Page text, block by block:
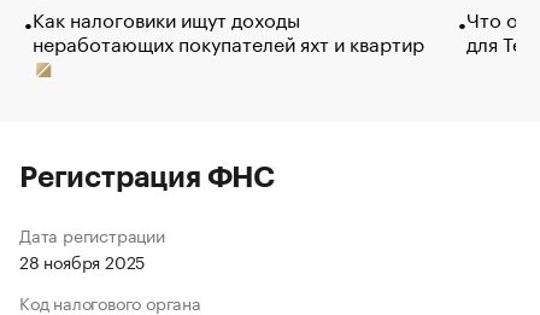
Как налоговики ищут доходы
неработающих покупателей яхт и квартир
Что
для
Регистрация ФНС
Дата регистрации
28 ноября 2025
Код налогового органа